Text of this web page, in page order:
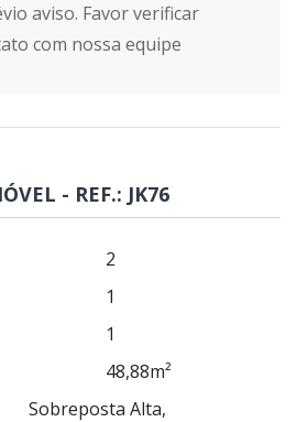
aviso. Favor verificar
com nossa equipe
- REF.: JK76
2
1
1
48,88m²
Sobreposta Alta,